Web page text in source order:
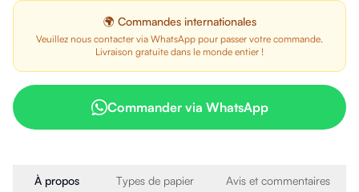
🌍 Commandes internationales
Veuillez nous contacter via WhatsApp pour passer votre commande.
Livraison gratuite dans le monde entier !
Commander via WhatsApp
À propos Types de papier Avis et commentaires